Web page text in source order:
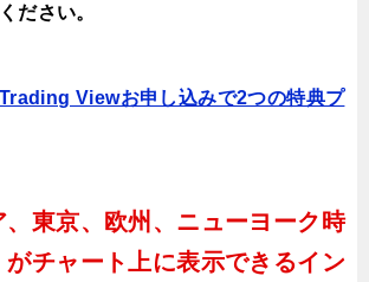
ださい。
Trading Viewお申し込みで2つの特典プ
、東京、欧州、ニューヨーク時
がチャート上に表示できるイン